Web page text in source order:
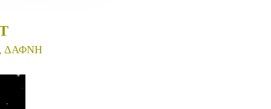
ΔΑΦΝΗ